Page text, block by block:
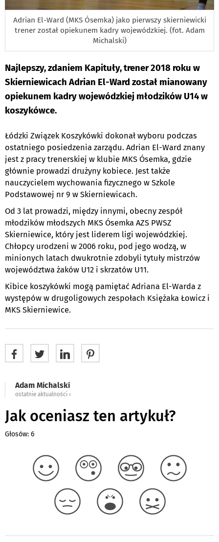
Adrian El-Ward (MKS Ósemka) jako pierwszy skierniewicki
trener został opiekunem kadry wojewódzkiej. (fot. Adam
Michalski)
Najlepszy, zdaniem Kapituły, trener 2018 roku w
Skierniewicach Adrian El-Ward został mianowany
opiekunem kadry wojewódzkiej młodzików U14 w
koszykówce.
Łódzki Związek Koszykówki dokonał wyboru podczas
ostatniego posiedzenia zarządu. Adrian El-Ward znany
jest z pracy trenerskiej w klubie MKS Ósemka, gdzie
głównie prowadzi drużyny kobiece. Jest także
nauczycielem wychowania fizycznego w Szkole
Podstawowej nr 9 w Skierniewicach.
Od 3 lat prowadzi, między innymi, obecny zespół
młodzików młodszych MKS Ósemka AZS PWSZ
Skierniewice, który jest liderem ligi wojewódzkiej.
Chłopcy urodzeni w 2006 roku, pod jego wodzą, w
minionych latach dwukrotnie zdobyli tytuły mistrzów
województwa żaków U12 i skrzatów U11.
Kibice koszykówki mogą pamiętać Adriana El-Warda z
występów w drugoligowych zespołach Księżaka Łowicz i
MKS Skierniewice.
Adam Michalski
ostatnie aktualności ‹
Jak oceniasz ten artykuł?
Głosów: 6